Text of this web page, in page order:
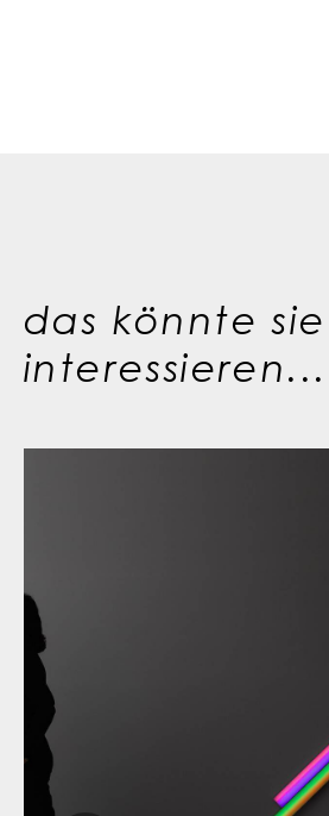
das könnte
interessieren...